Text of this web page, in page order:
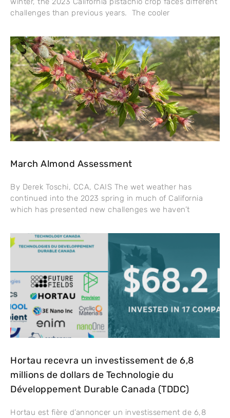
challenges than previous years. The cooler
March Almond Assessment
By Derek Toschi, CCA, CAIS The wet weather has
continued into the 2023 spring in much of California
which has presented new challenges we haven’t
Hortau recevra un investissement de 6,8
millions de dollars de Technologie du
Développement Durable Canada (TDDC)
Hortau est fière d’annoncer un investissement de 6,8